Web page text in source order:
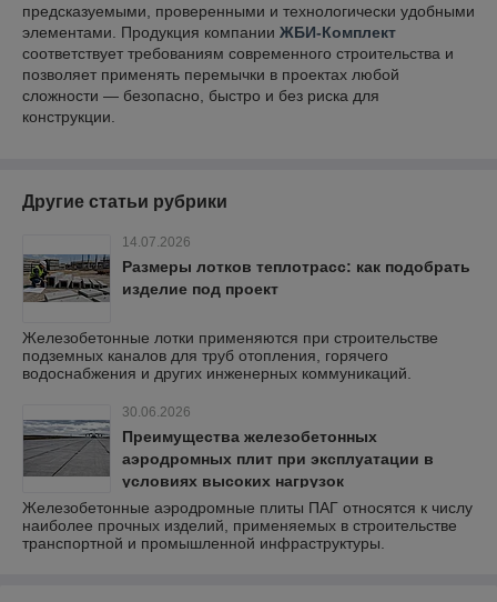
предсказуемыми, проверенными и технологически удобными
элементами. Продукция компании ЖБИ-Комплект
соответствует требованиям современного строительства и
позволяет применять перемычки в проектах любой
сложности — безопасно, быстро и без риска для
конструкции.
Другие статьи рубрики
14.07.2026
Размеры лотков теплотрасс: как подобрать
изделие под проект
Железобетонные лотки применяются при строительстве
подземных каналов для труб отопления, горячего
водоснабжения и других инженерных коммуникаций.
30.06.2026
Преимущества железобетонных
аэродромных плит при эксплуатации в
условиях высоких нагрузок
Железобетонные аэродромные плиты ПАГ относятся к числу
наиболее прочных изделий, применяемых в строительстве
транспортной и промышленной инфраструктуры.